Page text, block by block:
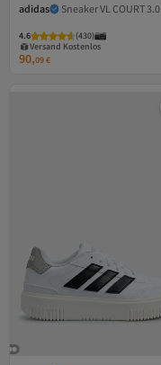
adidas Sneaker VL COURT 3.0
4.6 (430)
Versand Kostenlos
Gratis Versand
Versand Kostenlos
90,09€